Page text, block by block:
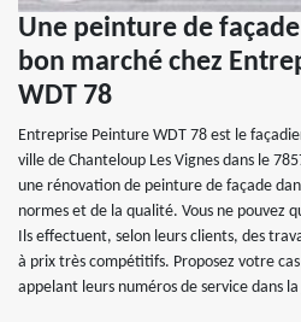
Une peinture de
bon marché chez
WDT 78
Entreprise Peinture WDT 78 est le
ville de Chanteloup Les Vignes dans le
une rénovation de peinture de façade
normes et de la qualité. Vous ne pouvez
Ils effectuent, selon leurs clients, des
à prix très compétitifs. Proposez votre
appelant leurs numéros de service dans